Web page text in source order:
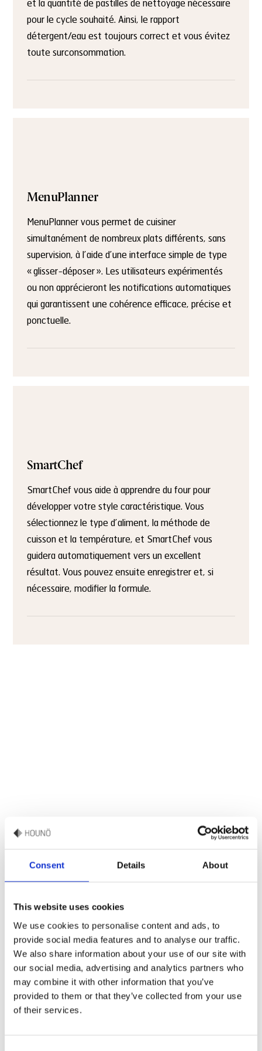
Consent Details About
This website uses cookies
We use cookies to personalise content and ads, to
provide social media features and to analyse our traffic.
We also share information about your use of our site with
our social media, advertising and analytics partners who
may combine it with other information that you’ve
provided to them or that they’ve collected from your use
of their services.
et la quantité de pastilles de nettoyage nécessaire
pour le cycle souhaité. Ainsi, le rapport
détergent/eau est toujours correct et vous évitez
toute surconsommation.
MenuPlanner
MenuPlanner vous permet de cuisiner
simultanément de nombreux plats différents, sans
supervision, à l’aide d’une interface simple de type
« glisser-déposer ». Les utilisateurs expérimentés
ou non apprécieront les notifications automatiques
qui garantissent une cohérence efficace, précise et
ponctuelle.
SmartChef
SmartChef vous aide à apprendre du four pour
développer votre style caractéristique. Vous
sélectionnez le type d’aliment, la méthode de
cuisson et la température, et SmartChef vous
guidera automatiquement vers un excellent
résultat. Vous pouvez ensuite enregistrer et, si
nécessaire, modifier la formule.
Parlez à notre
conseiller HOUNÖ